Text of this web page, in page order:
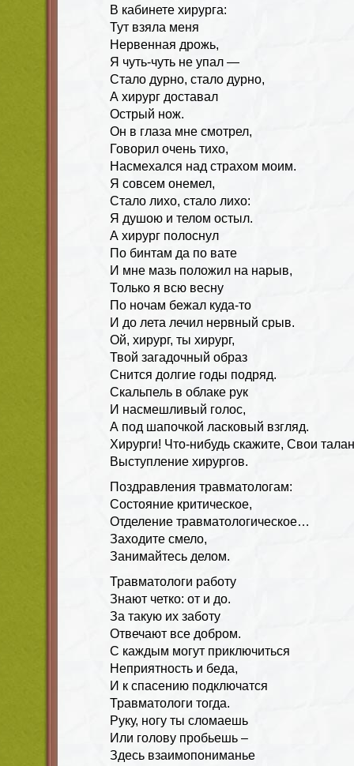
В кабинете хирурга:
Тут взяла меня
Нервенная дрожь,
Я чуть-чуть не упал —
Стало дурно, стало дурно,
А хирург доставал
Острый нож.
Он в глаза мне смотрел,
Говорил очень тихо,
Насмехался над страхом моим.
Я совсем онемел,
Стало лихо, стало лихо:
Я душою и телом остыл.
А хирург полоснул
По бинтам да по вате
И мне мазь положил на нарыв,
Только я всю весну
По ночам бежал куда-то
И до лета лечил нервный срыв.
Ой, хирург, ты хирург,
Твой загадочный образ
Снится долгие годы подряд.
Скальпель в облаке рук
И насмешливый голос,
А под шапочкой ласковый взгляд.
Хирурги! Что-нибудь скажите, Свои
Выступление хирургов.
Поздравления травматологам:
Состояние критическое,
Отделение травматологическое…
Заходите смело,
Занимайтесь делом.
Травматологи работу
Знают четко: от и до.
За такую их заботу
Отвечают все добром.
С каждым могут приключиться
Неприятность и беда,
И к спасению подключатся
Травматологи тогда.
Руку, ногу ты сломаешь
Или голову пробьешь –
Здесь взаимопониманье